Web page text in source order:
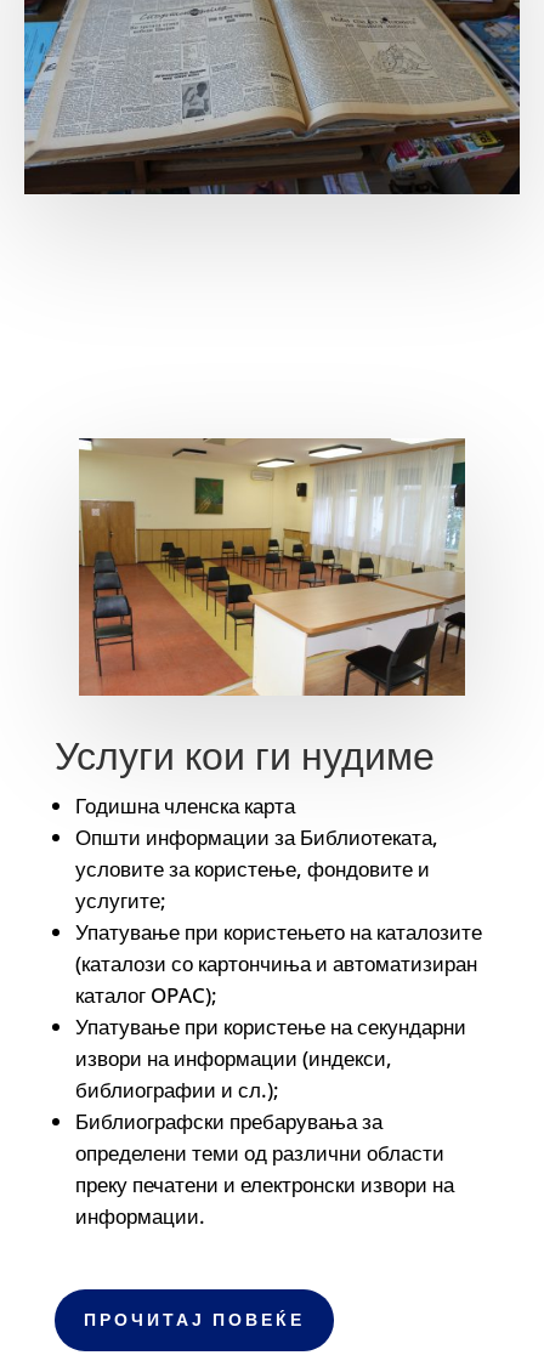
Услуги кои ги нудиме
Годишна членска карта
Општи информации за Библиотеката,
условите за користење, фондовите и
услугите;
Упатување при користењето на каталозите
(каталози со картончиња и автоматизиран
каталог OPAC);
Упатување при користење на секундарни
извори на информации (индекси,
библиографии и сл.);
Библиографски пребарувања за
определени теми од различни области
преку печатени и електронски извори на
информации.
ПРОЧИТАЈ ПОВЕЌЕ